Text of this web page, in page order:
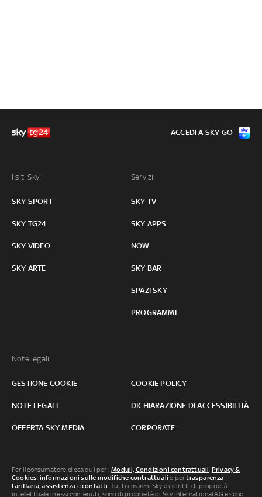
I siti Sky:
SKY SPORT
SKY TG24
SKY VIDEO
SKY ARTE
Servizi:
SKY TV
SKY APPS
NOW
SKY BAR
SPAZI SKY
PROGRAMMI
Note legali:
GESTIONE COOKIE COOKIE POLICY
NOTE LEGALI DICHIARAZIONE DI ACCESSIBILITÀ
OFFERTA SKY MEDIA CORPORATE
ACCEDI A SKY GO
Per il consumatore clicca qui per iModuli, Condizioni contrattuali, Privacy &
Cookies, informazioni sulle modifiche contrattuali o pertrasparenza
tariffaria,assistenza econtatti. Tutti i marchi Sky e i diritti di proprietà
intellettuale in essi contenuti, sono di proprietà di Sky international AG e sono